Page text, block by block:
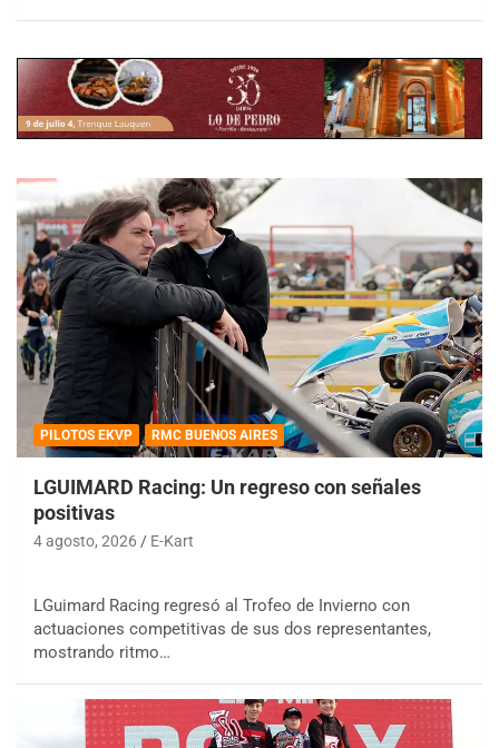
PILOTOS EKVP RMC BUENOS AIRES
LGUIMARD Racing: Un regreso con señales
positivas
4 agosto, 2026 E-Kart
LGuimard Racing regresó al Trofeo de Invierno con
actuaciones competitivas de sus dos representantes,
mostrando ritmo…